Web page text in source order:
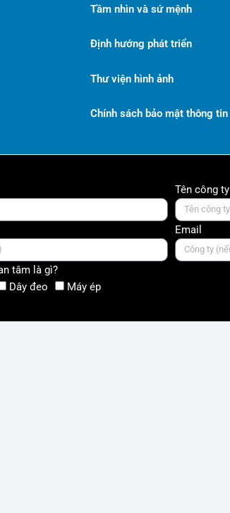
Tầm nhìn và sứ mệnh
Định hướng phát triển
Thư viện hình ảnh
Chính sách bảo mật thông tin
Tên công ty
Email
tâm là gì?
Dây đeo Máy ép